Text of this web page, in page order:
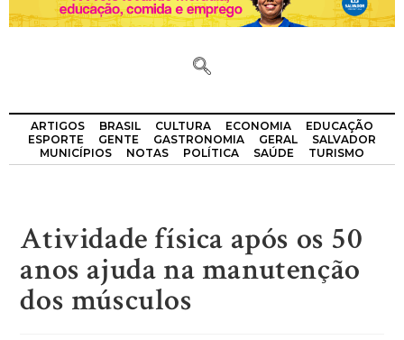
ARTIGOS BRASIL CULTURA ECONOMIA
EDUCAÇÃO
ESPORTE
GENTE GASTRONOMIA GERAL
SALVADOR
MUNICÍPIOS
NOTAS POLÍTICA SAÚDE TURISMO
Atividade física após os 50
anos ajuda na manutenção
dos músculos